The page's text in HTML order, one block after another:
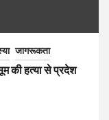
जागरूकता
की हत्या से प्रदेश